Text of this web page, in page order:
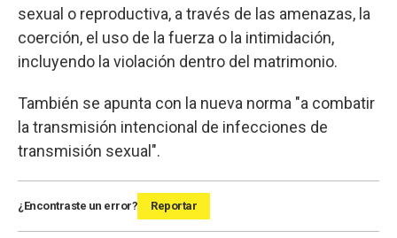
sexual o reproductiva, a través de las amenazas, la
coerción, el uso de la fuerza o la intimidación,
incluyendo la violación dentro del matrimonio.
También se apunta con la nueva norma "a combatir
la transmisión intencional de infecciones de
transmisión sexual".
¿Encontraste un error? Reportar